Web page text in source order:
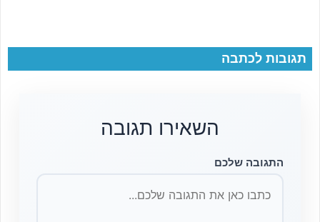
תגובות לכתבה
השאירו תגובה
התגובה שלכם